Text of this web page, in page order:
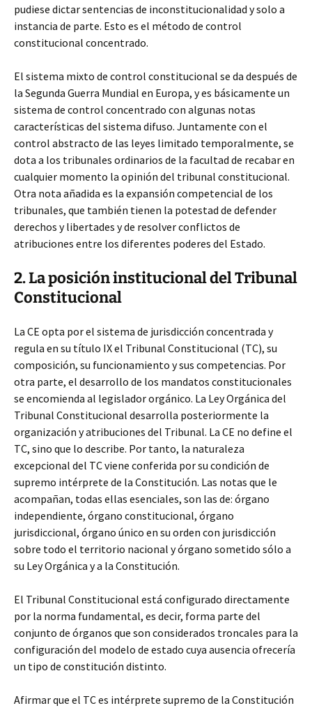
pudiese dictar sentencias de inconstitucionalidad y solo a
instancia de parte. Esto es el método de control
constitucional concentrado.
El sistema mixto de control constitucional se da después de
la Segunda Guerra Mundial en Europa, y es básicamente un
sistema de control concentrado con algunas notas
características del sistema difuso. Juntamente con el
control abstracto de las leyes limitado temporalmente, se
dota a los tribunales ordinarios de la facultad de recabar en
cualquier momento la opinión del tribunal constitucional.
Otra nota añadida es la expansión competencial de los
tribunales, que también tienen la potestad de defender
derechos y libertades y de resolver conflictos de
atribuciones entre los diferentes poderes del Estado.
2. La posición institucional del Tribunal
Constitucional
La CE opta por el sistema de jurisdicción concentrada y
regula en su título IX el Tribunal Constitucional (TC), su
composición, su funcionamiento y sus competencias. Por
otra parte, el desarrollo de los mandatos constitucionales
se encomienda al legislador orgánico. La Ley Orgánica del
Tribunal Constitucional desarrolla posteriormente la
organización y atribuciones del Tribunal. La CE no define el
TC, sino que lo describe. Por tanto, la naturaleza
excepcional del TC viene conferida por su condición de
supremo intérprete de la Constitución. Las notas que le
acompañan, todas ellas esenciales, son las de: órgano
independiente, órgano constitucional, órgano
jurisdiccional, órgano único en su orden con jurisdicción
sobre todo el territorio nacional y órgano sometido sólo a
su Ley Orgánica y a la Constitución.
El Tribunal Constitucional está configurado directamente
por la norma fundamental, es decir, forma parte del
conjunto de órganos que son considerados troncales para la
configuración del modelo de estado cuya ausencia ofrecería
un tipo de constitución distinto.
Afirmar que el TC es intérprete supremo de la Constitución